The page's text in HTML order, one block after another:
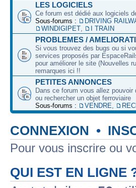
LES LOGICIELS
Ce forum est dédié aux logiciels
Sous-forums :
DRIVING
WINDIGIPET, I TRAIN
PROBLEMES /
Si vous trouvez des bugs ou si
services proposés par
pour améliorer le site (Nouvelles
remarques ici !!
PETITES ANNONCES
Dans ce forum vous allez
ou rechercher un objet ferroviaire
Sous-forums :
VENDRE,
CONNEXION •
Pour vous inscrire ou
QUI EST EN LIGNE